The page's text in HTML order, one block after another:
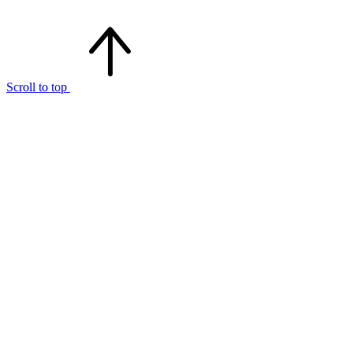
Scroll to top